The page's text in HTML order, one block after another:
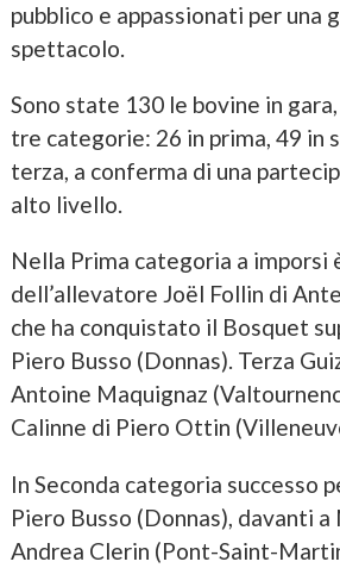
pubblico e appassionati per una
spettacolo.
Sono state 130 le bovine in
tre categorie: 26 in prima, 49 in
terza, a conferma di una
alto livello.
Nella Prima categoria a imporsi
dell’allevatore Joël Follin di
che ha conquistato il Bosquet
Piero Busso (Donnas). Terza
Antoine Maquignaz
Calinne di Piero Ottin
In Seconda categoria successo
Piero Busso (Donnas), davanti
Andrea Clerin (Pont-Saint-